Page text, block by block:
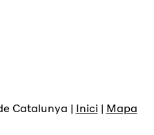
Catalunya | Inici | Mapa